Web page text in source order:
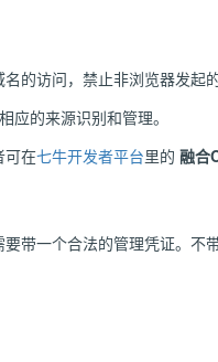
的访问，禁止非浏览器发起的
应的来源识别和管理。
可在七牛开发者平台里的 融合
带一个合法的管理凭证。不